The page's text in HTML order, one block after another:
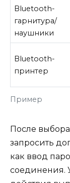
Пример
Bluetooth-
гарнитура/
наушники
Bluetooth-
принтер
После
запросить
как ввод
соединения.